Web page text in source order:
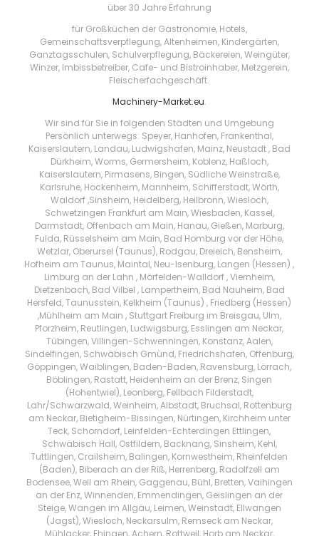
über 30 Jahre Erfahrung
für Großküchen der Gastronomie, Hotels,
Gemeinschaftsverpflegung, Altenheimen, Kindergärten,
Ganztagsschulen, Schulverpflegung, Bäckereien, Weingüter,
Winzer, Imbissbetreiber, Cafe- und Bistroinhaber, Metzgerein,
Fleischerfachgeschäft.
Machinery-Market.eu.
Wir sind für Sie in folgenden Städten und Umgebung
Persönlich unterwegs: Speyer, Hanhofen, Frankenthal,
Kaiserslautern, Landau, Ludwigshafen, Mainz, Neustadt , Bad
Dürkheim, Worms, Germersheim, Koblenz, Haßloch,
Kaiserslautern, Pirmasens, Bingen, Südliche Weinstraße,
Karlsruhe, Hockenheim, Mannheim, Schifferstadt, Wörth,
Waldorf ,Sinsheim, Heidelberg, Heilbronn, Wiesloch,
Schwetzingen Frankfurt am Main, Wiesbaden, Kassel,
Darmstadt, Offenbach am Main, Hanau, Gießen, Marburg,
Fulda, Rüsselsheim am Main, Bad Homburg vor der Höhe,
Wetzlar, Oberursel (Taunus), Rodgau, Dreieich, Bensheim,
Hofheim am Taunus, Maintal, Neu-Isenburg, Langen (Hessen) ,
Limburg an der Lahn , Mörfelden-Walldorf , Viernheim,
Dietzenbach, Bad Vilbel , Lampertheim, Bad Nauheim, Bad
Hersfeld, Taunusstein, Kelkheim (Taunus) , Friedberg (Hessen)
,Mühlheim am Main , Stuttgart Freiburg im Breisgau, Ulm,
Pforzheim, Reutlingen, Ludwigsburg, Esslingen am Neckar,
Tübingen, Villingen-Schwenningen, Konstanz, Aalen,
Sindelfingen, Schwäbisch Gmünd, Friedrichshafen, Offenburg,
Göppingen, Waiblingen, Baden-Baden, Ravensburg, Lörrach,
Böblingen, Rastatt, Heidenheim an der Brenz, Singen
(Hohentwiel), Leonberg, Fellbach Filderstadt,
Lahr/Schwarzwald, Weinheim, Albstadt, Bruchsal, Rottenburg
am Neckar, Bietigheim-Bissingen, Nürtingen, Kirchheim unter
Teck, Schorndorf, Leinfelden-Echterdingen Ettlingen,
Schwäbisch Hall, Ostfildern, Backnang, Sinsheim, Kehl,
Tuttlingen, Crailsheim, Balingen, Kornwestheim, Rheinfelden
(Baden), Biberach an der Riß, Herrenberg, Radolfzell am
Bodensee, Weil am Rhein, Gaggenau, Bühl, Bretten, Vaihingen
an der Enz, Winnenden, Emmendingen, Geislingen an der
Steige, Wangen im Allgäu, Leimen, Weinstadt, Ellwangen
(Jagst), Wiesloch, Neckarsulm, Remseck am Neckar,
Mühlacker, Ehingen, Achern, Rottweil, Horb am Neckar,